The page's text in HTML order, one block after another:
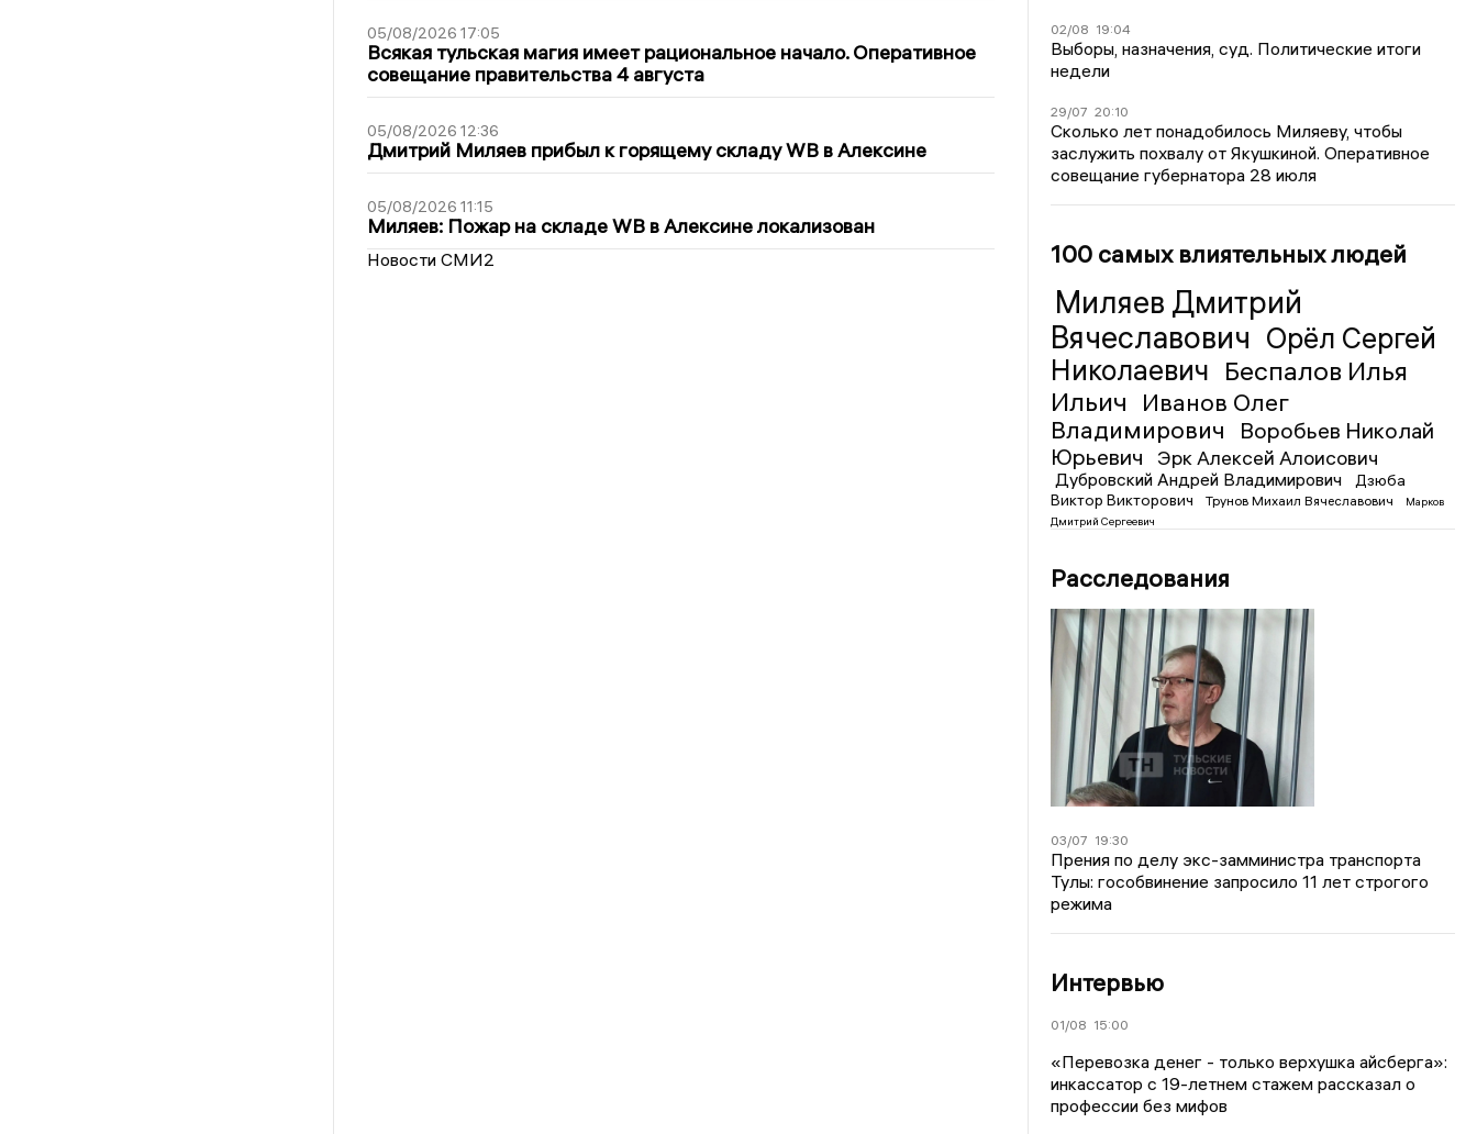
05/08/2026 17:05
Всякая тульская магия имеет рациональное начало. Оперативное
совещание правительства 4 августа
05/08/2026 12:36
Дмитрий Миляев прибыл к горящему складу WB в Алексине
05/08/2026 11:15
Миляев: Пожар на складе WB в Алексине локализован
Новости СМИ2
02/08 19:04
Выборы, назначения, суд. Политические итоги
недели
29/07 20:10
Сколько лет понадобилось Миляеву, чтобы
заслужить похвалу от Якушкиной. Оперативное
совещание губернатора 28 июля
100 самых влиятельных людей
Миляев Дмитрий
Вячеславович Орёл Сергей
Николаевич Беспалов Илья
Ильич
Иванов Олег
Владимирович
Воробьев Николай
Юрьевич
Эрк Алексей Алоисович
Дубровский Андрей Владимирович
Дзюба
Виктор Викторович
Трунов Михаил Вячеславович
Марков
Дмитрий Сергеевич
Расследования
03/07 19:30
Прения по делу экс-замминистра транспорта
Тулы: гособвинение запросило 11 лет строгого
режима
Интервью
01/08 15:00
«Перевозка денег - только верхушка айсберга»:
инкассатор с 19-летнем стажем рассказал о
профессии без мифов